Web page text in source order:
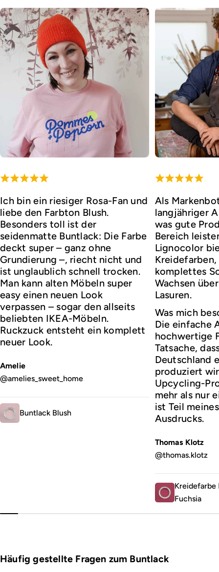
Ich bin ein riesiger Rosa-Fan und
liebe den Farbton Blush.
Besonders toll ist der
seidenmatte Buntlack: Die Farbe
deckt super – ganz ohne
Grundierung –, riecht nicht und
ist unglaublich schnell trocken.
Man kann alten Möbeln super
easy einen neuen Look
verpassen – sogar den allseits
beliebten IKEA-Möbeln.
Ruckzuck entsteht ein komplett
neuer Look.
Amelie
@amelies_sweet_home
Buntlack Blush
Als
langjähriger
was gute
Bereich
Lignocolor
komplettes
Wachsen
Lasuren.
Was mich
Die einfache
hochwertige
Tatsache,
Deutschland
produziert
Upcycling-
mehr als nur
ist Teil
Ausdrucks.
Thomas Klotz
@thomas.klotz
Kreidefarbe
Fuchsia
Häufig gestellte Fragen zum Buntlack